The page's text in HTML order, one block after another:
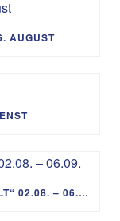
AUGUST
PREDIGTREIHE „MIT GOTT UM DIE WELT“ 02.08. – 06.09.